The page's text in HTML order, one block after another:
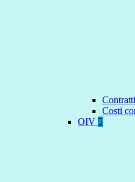
Costi
OIV 5